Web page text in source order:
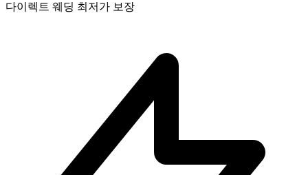
다이렉트 웨딩 최저가 보장